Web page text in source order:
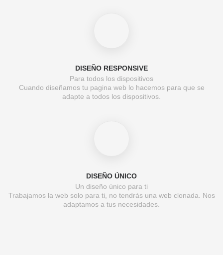
DISEÑO RESPONSIVE
Para todos los dispositivos
Cuando diseñamos tu pagina web lo hacemos para que se
adapte a todos los dispositivos.
DISEÑO ÚNICO
Un diseño único para ti
Trabajamos la web solo para ti, no tendrás una web clonada. Nos
adaptamos a tus necesidades.